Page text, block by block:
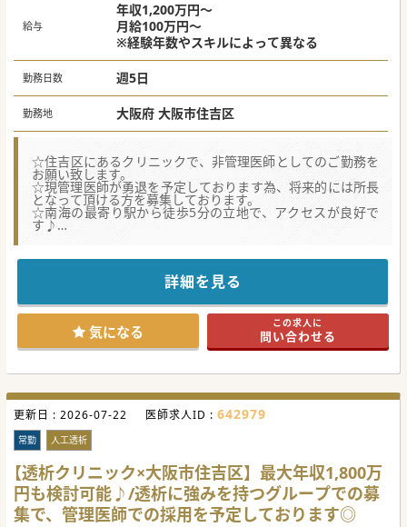
給与
年収1,200万円～
月給100万円～
※経験年数やスキルによって異なる
勤務日数 週5日
勤務地 大阪府 大阪市住吉区
☆住吉区にあるクリニックで、非管理医師としてのご勤務を
お願い致します。
☆現管理医師が勇退を予定しております為、将来的には所長
となって頂ける方を募集しております。
☆南海の最寄り駅から徒歩5分の立地で、アクセスが良好で
す♪
外来メインで訪問診療もこなして頂ける方からのご応募をお
#秋入職可
詳細を見る
気になる この求人に
問い合わせる
更新日 : 2026-07-22 医師求人ID : 642979
常勤 人工透析
【透析クリニック×大阪市住吉区】最大年収1,800万
円も検討可能♪/透析に強みを持つグループでの募
集で、管理医師での採用を予定しております◎